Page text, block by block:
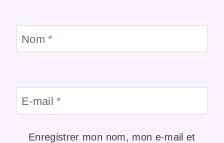
Nom*
E-mail*
Enregistrer mon nom, mon e-mail et